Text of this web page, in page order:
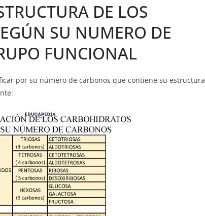
DE LOS
SU NUMERO DE
FUNCIONAL
por su número de carbonos que contiene su estructura